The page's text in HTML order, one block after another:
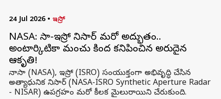
24 Jul 2026 • ఇస్రో
NASA: నాసా-ఇస్రో నిసార్ మరో అద్భుతం..
అంటార్కిటికా మంచు కింద కనిపించిన అరుదైన
ఆకృతి!
నాసా (NASA), ఇస్రో (ISRO) సంయుక్తంగా అభివృద్ధి చేసిన
అత్యాధునిక నిసార్ (NASA-ISRO Synthetic Aperture Radar
- NISAR) ఉపగ్రహం మరో కీలక మైలురాయిని చేరుకుంది.